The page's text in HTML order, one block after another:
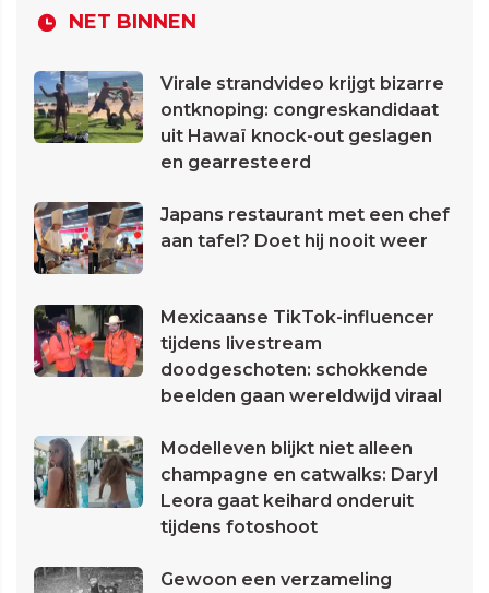
NET BINNEN
Virale strandvideo krijgt bizarre
ontknoping: congreskandidaat
uit Hawaï knock-out geslagen
en gearresteerd
Japans restaurant met een chef
aan tafel? Doet hij nooit weer
Mexicaanse TikTok-influencer
tijdens livestream
doodgeschoten: schokkende
beelden gaan wereldwijd viraal
Modelleven blijkt niet alleen
champagne en catwalks: Daryl
Leora gaat keihard onderuit
tijdens fotoshoot
Gewoon een verzameling